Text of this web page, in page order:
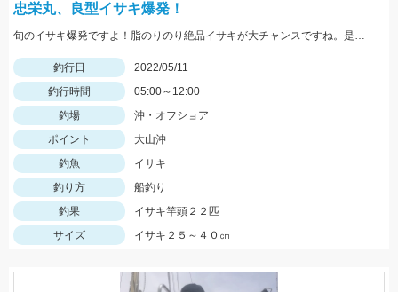
忠栄丸、良型イサキ爆発！
旬のイサキ爆発ですよ！脂のりのり絶品イサキが大チャンスですね。是非どうぞ！
釣行日
2022/05/11
釣行時間
05:00～12:00
釣場
沖・オフショア
ポイント
大山沖
釣魚
イサキ
釣り方
船釣り
釣果
イサキ竿頭２２匹
サイズ
イサキ２５～４０㎝